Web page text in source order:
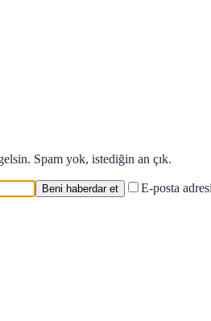
Spam yok, istediğin an çık.
Beni haberdar et E-posta